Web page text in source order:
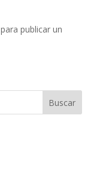
para publicar un